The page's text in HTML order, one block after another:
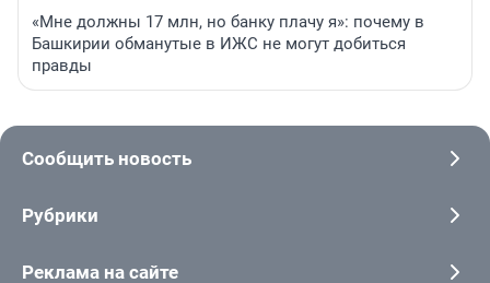
«Мне должны 17 млн, но банку плачу я»: почему в
Башкирии обманутые в ИЖС не могут добиться
правды
Сообщить новость
Рубрики
Реклама на сайте